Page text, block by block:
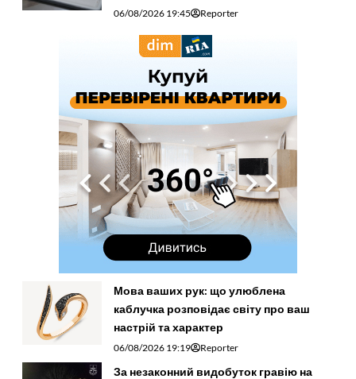
06/08/2026 19:45 Reporter
Мова ваших рук: що улюблена
каблучка розповідає світу про ваш
настрій та характер
06/08/2026 19:19 Reporter
За незаконний видобуток гравію на